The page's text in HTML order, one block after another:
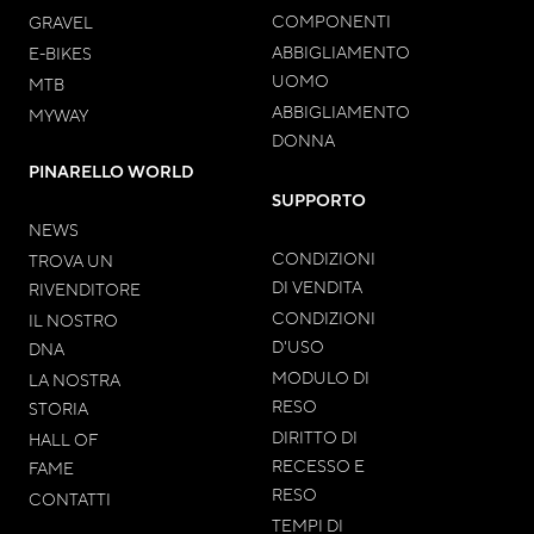
GRAVEL
E-BIKES
MTB
MYWAY
COMPONENTI
ABBIGLIAMENTO
UOMO
ABBIGLIAMENTO
DONNA
PINARELLO WORLD
NEWS
TROVA UN
RIVENDITORE
IL NOSTRO
DNA
LA NOSTRA
STORIA
HALL OF
FAME
CONTATTI
SUPPORTO
CONDIZIONI
DI VENDITA
CONDIZIONI
D'USO
MODULO DI
RESO
DIRITTO DI
RECESSO E
RESO
TEMPI DI